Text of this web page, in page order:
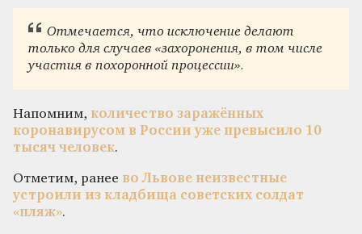
Отмечается, что исключение делают
только для случаев «захоронения, в том числе
участия в похоронной процессии».
Напомним, количество заражённых
коронавирусом в России уже превысило 10
тысяч человек.
Отметим, ранее во Львове неизвестные
устроили из кладбища советских солдат
«пляж».